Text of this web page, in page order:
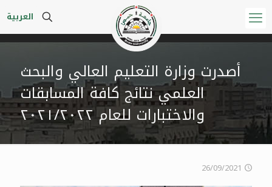
العربية
أصدرت وزارة التعليم العالي والبحث
العلمي نتائج كافة المسابقات
والاختبارات للعام ٢٠٢١/٢٠٢٢
26/09/2021